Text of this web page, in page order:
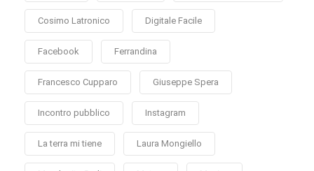
Cosimo Latronico Digitale Facile
Facebook Ferrandina
Francesco Cupparo Giuseppe Spera
Incontro pubblico Instagram
La terra mi tiene Laura Mongiello